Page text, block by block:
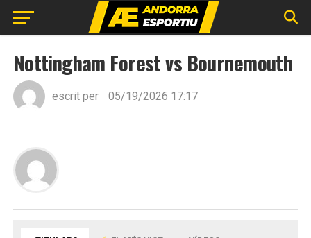
Nottingham Forest vs Bournemouth
escrit per 05/19/2026 17:17